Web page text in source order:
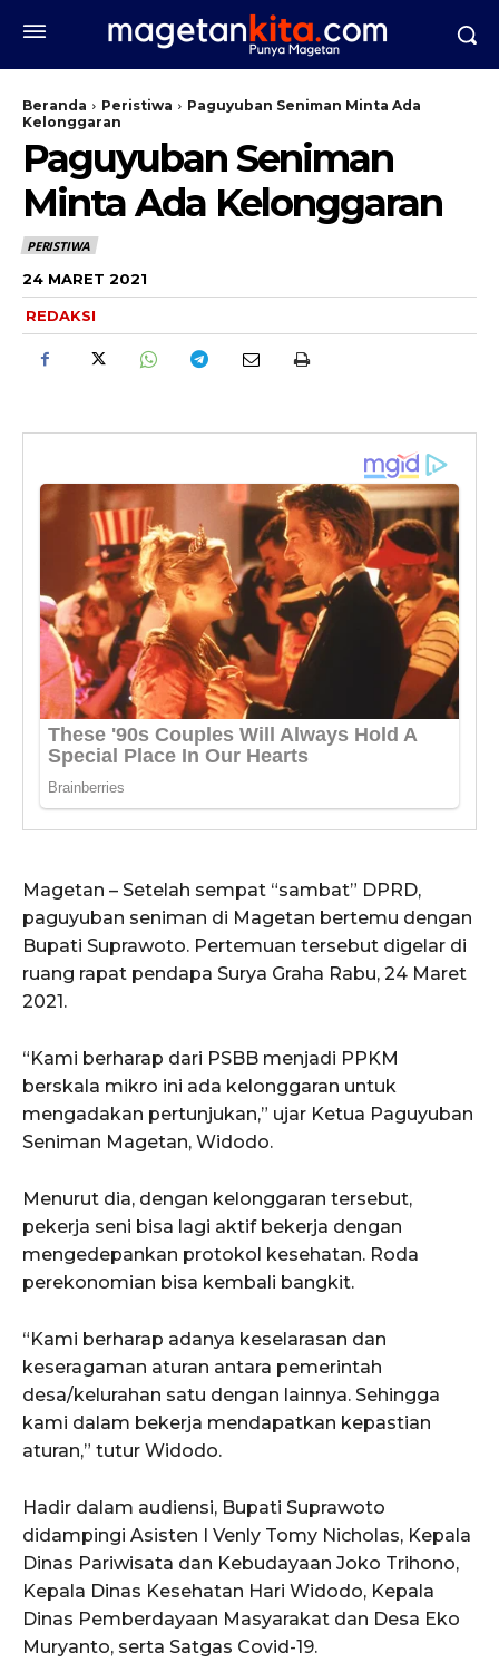
Beranda Peristiwa
Paguyuban Seniman Minta Ada
Kelonggaran
Paguyuban Seniman
Minta Ada Kelonggaran
PERISTIWA
24 MARET 2021
REDAKSI
Magetan – Setelah sempat “sambat” DPRD,
paguyuban seniman di Magetan bertemu dengan
Bupati Suprawoto. Pertemuan tersebut digelar di
ruang rapat pendapa Surya Graha Rabu, 24 Maret
2021.
“Kami berharap dari PSBB menjadi PPKM
berskala mikro ini ada kelonggaran untuk
mengadakan pertunjukan,” ujar Ketua Paguyuban
Seniman Magetan, Widodo.
Menurut dia, dengan kelonggaran tersebut,
pekerja seni bisa lagi aktif bekerja dengan
mengedepankan protokol kesehatan. Roda
perekonomian bisa kembali bangkit.
“Kami berharap adanya keselarasan dan
keseragaman aturan antara pemerintah
desa/kelurahan satu dengan lainnya. Sehingga
kami dalam bekerja mendapatkan kepastian
aturan,” tutur Widodo.
Hadir dalam audiensi, Bupati Suprawoto
didampingi Asisten I Venly Tomy Nicholas, Kepala
Dinas Pariwisata dan Kebudayaan Joko Trihono,
Kepala Dinas Kesehatan Hari Widodo, Kepala
Dinas Pemberdayaan Masyarakat dan Desa Eko
Muryanto, serta Satgas Covid-19.